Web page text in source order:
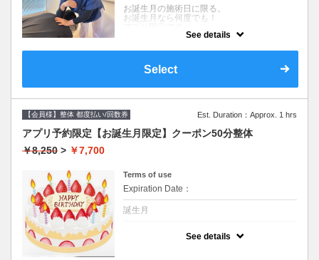
お誕生月の施術日に限る。
お誕生月なら何度でも！
お誕生月限定★
60分整体9900円→8800の割引クーポン。
See details
Select
【会員様】整体 都度払い/回数券 Est. Duration：Approx. 1 hrs
アプリ予約限定【お誕生月限定】クーポン50分整体
￥8,250 > ￥7,700
Terms of use
Expiration Date：
誕生月
See details